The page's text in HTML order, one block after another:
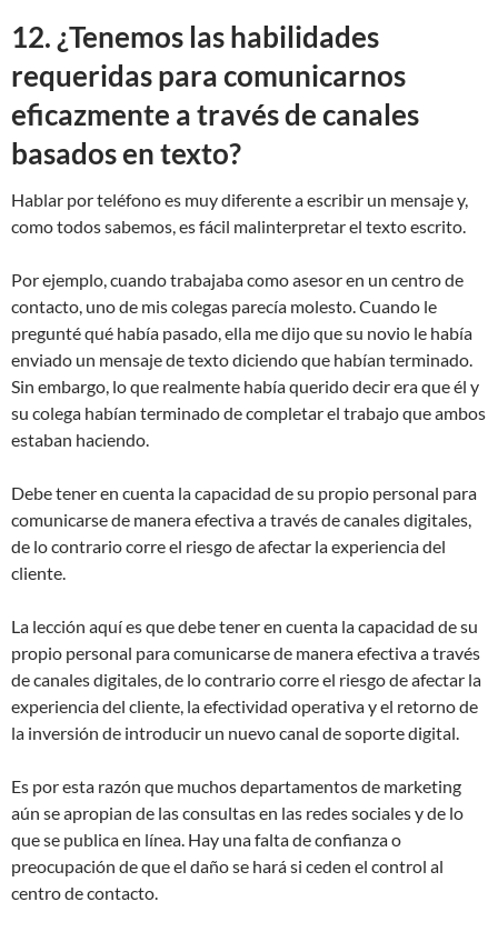
12. ¿Tenemos las habilidades
requeridas para comunicarnos
eficazmente a través de canales
basados ​​en texto?
Hablar por teléfono es muy diferente a escribir un mensaje y,
como todos sabemos, es fácil malinterpretar el texto escrito.
Por ejemplo, cuando trabajaba como asesor en un centro de
contacto, uno de mis colegas parecía molesto. Cuando le
pregunté qué había pasado, ella me dijo que su novio le había
enviado un mensaje de texto diciendo que habían terminado.
Sin embargo, lo que realmente había querido decir era que él y
su colega habían terminado de completar el trabajo que ambos
estaban haciendo.
Debe tener en cuenta la capacidad de su propio personal para
comunicarse de manera efectiva a través de canales digitales,
de lo contrario corre el riesgo de afectar la experiencia del
cliente.
La lección aquí es que debe tener en cuenta la capacidad de su
propio personal para comunicarse de manera efectiva a través
de canales digitales, de lo contrario corre el riesgo de afectar la
experiencia del cliente, la efectividad operativa y el retorno de
la inversión de introducir un nuevo canal de soporte digital.
Es por esta razón que muchos departamentos de marketing
aún se apropian de las consultas en las redes sociales y de lo
que se publica en línea. Hay una falta de confianza o
preocupación de que el daño se hará si ceden el control al
centro de contacto.